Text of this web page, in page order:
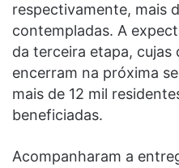
respectivamente, mais
contempladas. A
da terceira etapa, cujas
encerram na próxima
mais de 12 mil
beneficiadas.
Acompanharam a